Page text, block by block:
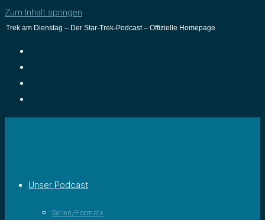
Zum Inhalt springen
Trek am Dienstag – Der Star-Trek-Podcast – Offizielle Homepage
Unser Podcast
Serien/Formate